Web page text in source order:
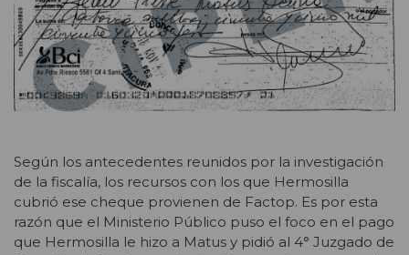
Según los antecedentes reunidos por la investigación
de la fiscalía, los recursos con los que Hermosilla
cubrió ese cheque provienen de Factop. Es por esta
razón que el Ministerio Público puso el foco en el pago
que Hermosilla le hizo a Matus y pidió al 4° Juzgado de